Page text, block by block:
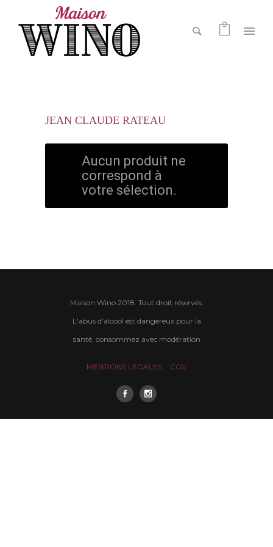
JEAN CLAUDE RATEAU
Aucun produit ne
correspond à
votre sélection.
Maison Wino 2018. Tout droit réservés.
L'abus d'alcool est dangereux pour la
santé, consommez avec modération
MENTIONS LEGALES CGV